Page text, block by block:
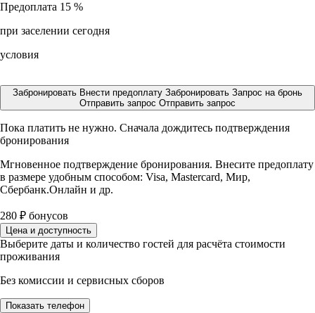
Предоплата 15 %
при заселении сегодня
условия
Забронировать Внести предоплату Забронировать Запрос на бронь
Отправить запрос Отправить запрос
Пока платить не нужно. Сначала дождитесь подтверждения
бронирования
Мгновенное подтверждение бронирования. Внесите предоплату
в размере удобным способом: Visa, Mastercard, Мир,
Сбербанк.Онлайн и др.
280 ₽ бонусов
Цена и доступность
Выберите даты и количество гостей для расчёта стоимости
проживания
Без комиссии и сервисных сборов
Показать телефон